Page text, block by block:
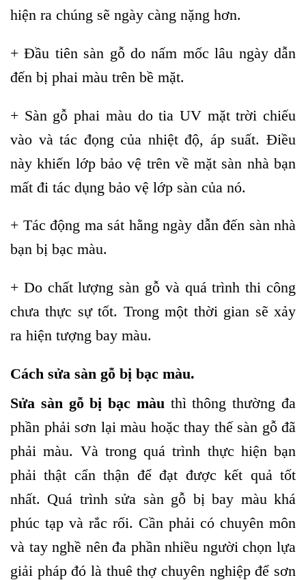
hiện ra chúng sẽ ngày càng nặng hơn.
+ Đầu tiên sàn gỗ do nấm mốc lâu ngày dẫn
đến bị phai màu trên bề mặt.
+ Sàn gỗ phai màu do tia UV mặt trời chiếu
vào và tác đọng của nhiệt độ, áp suất. Điều
này khiến lớp bảo vệ trên về mặt sàn nhà bạn
mất đi tác dụng bảo vệ lớp sàn của nó.
+ Tác động ma sát hằng ngày dẫn đến sàn nhà
bạn bị bạc màu.
+ Do chất lượng sàn gỗ và quá trình thi công
chưa thực sự tốt. Trong một thời gian sẽ xảy
ra hiện tượng bay màu.
Cách sửa sàn gỗ bị bạc màu.
Sửa sàn gỗ bị bạc màu thì thông thường đa
phần phải sơn lại màu hoặc thay thế sàn gỗ đã
phải màu. Và trong quá trình thực hiện bạn
phải thật cẩn thận để đạt được kết quả tốt
nhất. Quá trình sửa sàn gỗ bị bay màu khá
phúc tạp và rắc rối. Cần phải có chuyên môn
và tay nghề nên đa phần nhiều người chọn lựa
giải pháp đó là thuê thợ chuyên nghiệp để sơn